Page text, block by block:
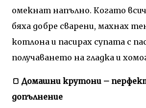
омекнат напълно. Когато
бяха добре сварени, махнах
котлона и пасирах супата с
получаването на гладка и
🍞 Домашни крутони –
допълнение